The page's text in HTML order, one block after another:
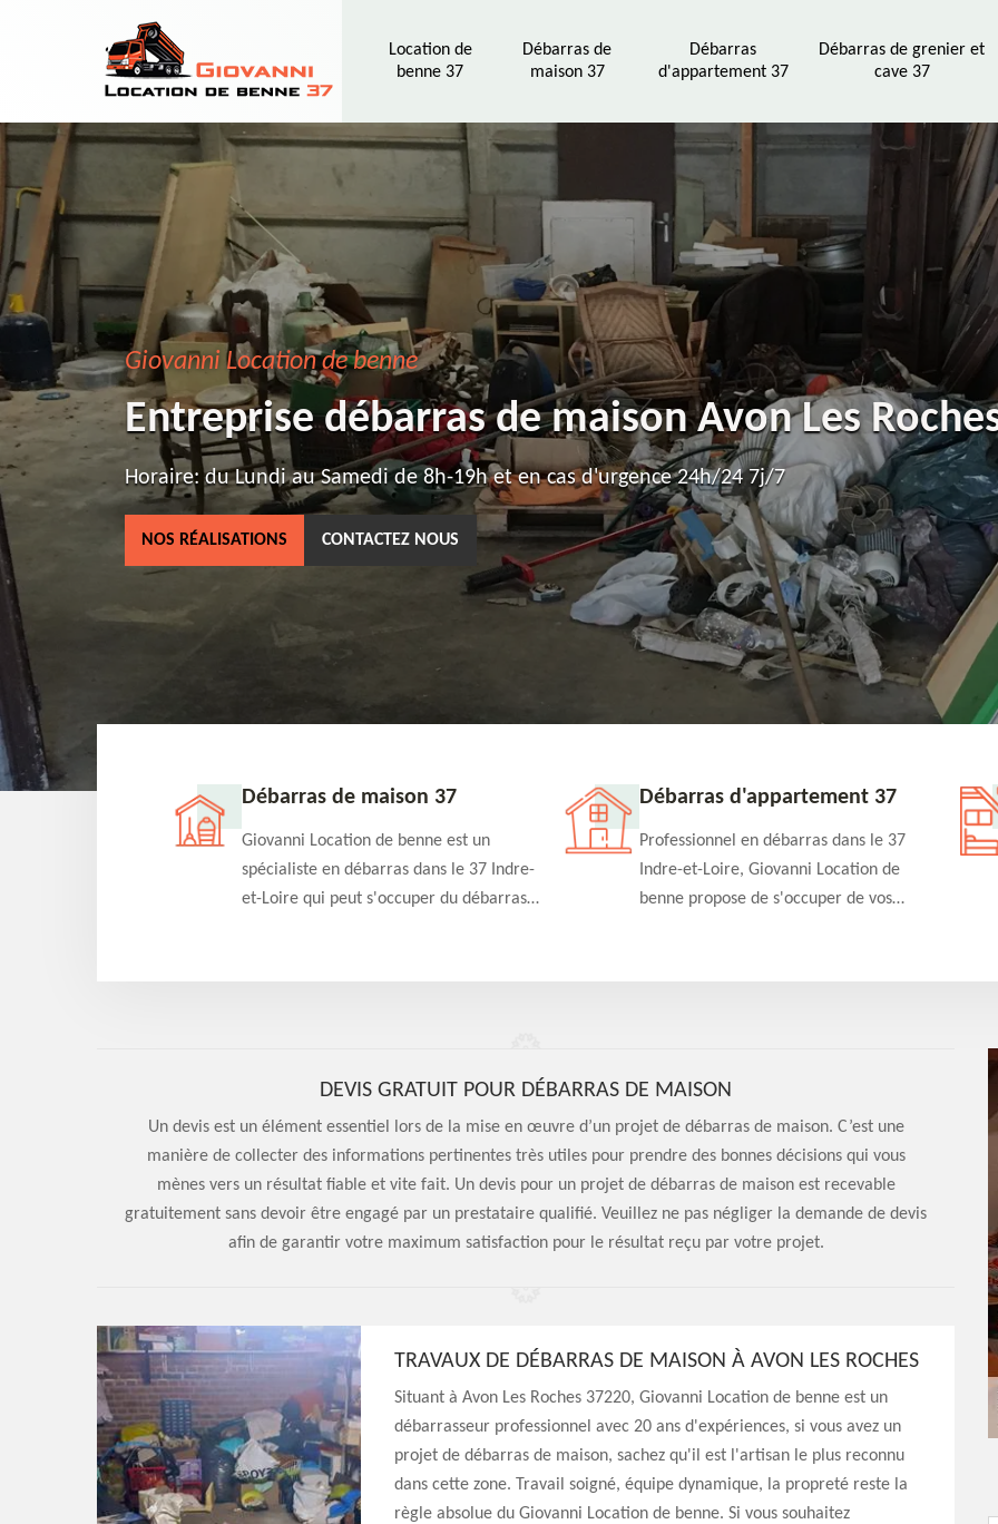
Location de
benne 37
Débarras de
maison 37
Débarras
d'appartement 37
Débarras de grenier et
cave 37
Giovanni Location de benne
Entreprise débarras de maison Avon Les
Horaire: du Lundi au Samedi de 8h-19h et en cas d'urgence 24h/24 7j/7
NOS RÉALISATIONS CONTACTEZ NOUS
37 Débarras de maison 37
Giovanni Location de benne est un
spécialiste en débarras dans le 37 Indre-
et-Loire qui peut s'occuper du débarras
et efficace
Débarras d'appartement 37
Professionnel en débarras dans le 37
Indre-et-Loire, Giovanni Location de
benne propose de s'occuper de vos
qualité en toute circonstance
DEVIS GRATUIT POUR DÉBARRAS DE MAISON
Un devis est un élément essentiel lors de la mise en œuvre d’un projet de débarras de maison. C’est une
manière de collecter des informations pertinentes très utiles pour prendre des bonnes décisions qui vous
mènes vers un résultat fiable et vite fait. Un devis pour un projet de débarras de maison est recevable
gratuitement sans devoir être engagé par un prestataire qualifié. Veuillez ne pas négliger la demande de devis
afin de garantir votre maximum satisfaction pour le résultat reçu par votre projet.
TRAVAUX DE DÉBARRAS DE MAISON À AVON LES ROCHES
Situant à Avon Les Roches 37220, Giovanni Location de benne est un
débarrasseur professionnel avec 20 ans d'expériences, si vous avez un
projet de débarras de maison, sachez qu'il est l'artisan le plus reconnu
dans cette zone. Travail soigné, équipe dynamique, la propreté reste la
règle absolue du Giovanni Location de benne. Si vous souhaitez